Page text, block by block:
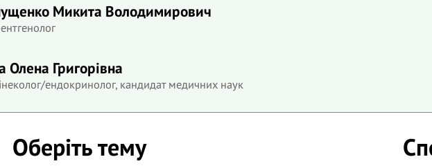
Микита Володимирович
Олена Григорівна
ендокринолог, кандидат медичних наук
Оберіть тему